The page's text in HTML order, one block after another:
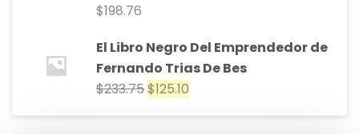
$198.76
El Libro Negro Del Emprendedor de
Fernando Trias De Bes
$233.75$125.10